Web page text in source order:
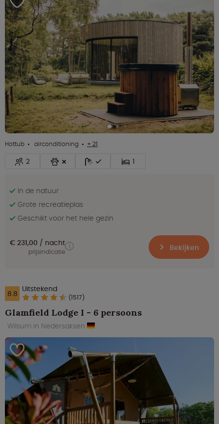
Hottub airconditioning + 21
2 1
In de natuur
Grote recreatieplas
Geschikt voor het hele gezin
€ 231,00 nacht
prijsindicatie Bekijken
8.8 Uitstekend
(1517)
Glamfield Lodge I - 6 persoons
Wilsum in Nedersaksen